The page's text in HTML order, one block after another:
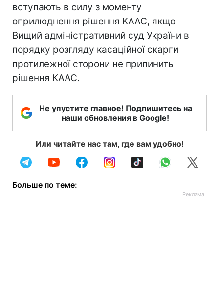
вступають в силу з моменту
оприлюднення рішення КААС, якщо
Вищий адміністративний суд України в
порядку розгляду касаційної скарги
протилежної сторони не припинить
рішення КААС.
Не упустите главное! Подпишитесь на
наши обновления в Google!
Или читайте нас там, где вам удобно!
Больше по теме: